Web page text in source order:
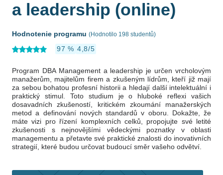
a leadership (online)
Hodnotenie programu (Hodnotilo 198 studentů)
97 % 4,8/5
Program DBA Management a leadership je určen vrcholovým
manažerům, majitelům firem a zkušeným lídrům, kteří již mají
za sebou bohatou profesní historii a hledají další intelektuální i
praktický stimul. Toto studium je o hluboké reflexi vašich
dosavadních zkušeností, kritickém zkoumání manažerských
metod a definování nových standardů v oboru. Dokažte, že
máte vizi pro řízení komplexních celků, propojujte své letité
zkušenosti s nejnovějšími vědeckými poznatky v oblasti
managementu a přetavte své praktické znalosti do inovativních
strategií, které budou určovat budoucí směr vašeho odvětví.